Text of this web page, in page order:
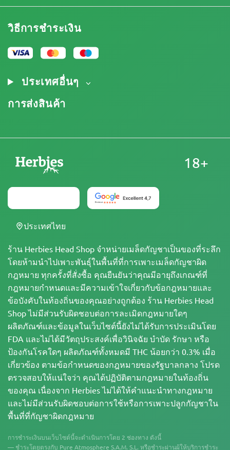
โปรโมชั่น
บทวิจารณ์
โปรแกรมพันธมิตรกัญชา
แผนผังเว็บไซต์
ข้อกำหนดและเงื่อนไข
การปฏิเสธความรับผิดโดยข้อจำกัดความรับผิดชอบ
นโยบายความเป็นส่วนตัว
นโยบายการใช้คุกกี้
วิธีการชำระเงิน
ประเทศอื่นๆ
การส่งสินค้า
ร้าน Herbies Head Shop จำหน่ายเมล็ดกัญชาเป็นของที่ระลึก
โดยห้ามนำไปเพาะพันธุ์ในพื้นที่ที่การเพาะเมล็ดกัญชาผิด
กฎหมาย ทุกครั้งที่สั่งซื้อ คุณยืนยันว่าคุณมีอายุถึงเกณฑ์ที่
กฎหมายกำหนดและมีความเข้าใจเกี่ยวกับข้อกฎหมายและ
ข้อบังคับในท้องถิ่นของคุณอย่างถูกต้อง ร้าน Herbies Head
Shop ไม่มีส่วนรับผิดชอบต่อการละเมิดกฎหมายใดๆ
ผลิตภัณฑ์และข้อมูลในเว็บไซต์นี้ยังไม่ได้รับการประเมินโดย
FDA และไม่ได้มีวัตถุประสงค์เพื่อวินิจฉัย บำบัด รักษา หรือ
ป้องกันโรคใดๆ ผลิตภัณฑ์ทั้งหมดมี THC น้อยกว่า 0.3% เมื่อ
เกี่ยวข้อง ตามข้อกำหนดของกฎหมายของรัฐบาลกลาง โปรด
ตรวจสอบให้แน่ใจว่า คุณได้ปฏิบัติตามกฎหมายในท้องถิ่น
ของคุณ เนื่องจาก Herbies ไม่ได้ให้คำแนะนำทางกฎหมาย
และไม่มีส่วนรับผิดชอบต่อการใช้หรือการเพาะปลูกกัญชาใน
พื้นที่ที่กัญชาผิดกฎหมาย
การชำระเงินบนเว็บไซต์นี้จะดำเนินการโดย 2 ช่องทาง ดังนี้
— ชำระโดยตรงกับ Pure Atmosphere S.A.M. S.L. หรือชำระผ่านผู้ให้บริการชำระ
18+
ประเทศไทย